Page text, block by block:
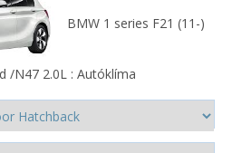
BMW 1 series F21 (11-)
/N47 2.0L : Autóklíma